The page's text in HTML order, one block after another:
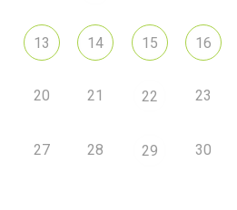
13 14 15 16
20 21 22 23
27 28 29 30